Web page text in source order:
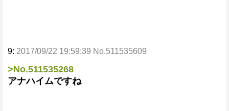
9: 2017/09/22 19:59:39 No.511535609
>No.511535268
アナハイムですね